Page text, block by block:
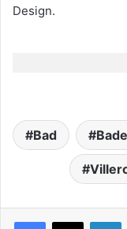
Design.
Bad